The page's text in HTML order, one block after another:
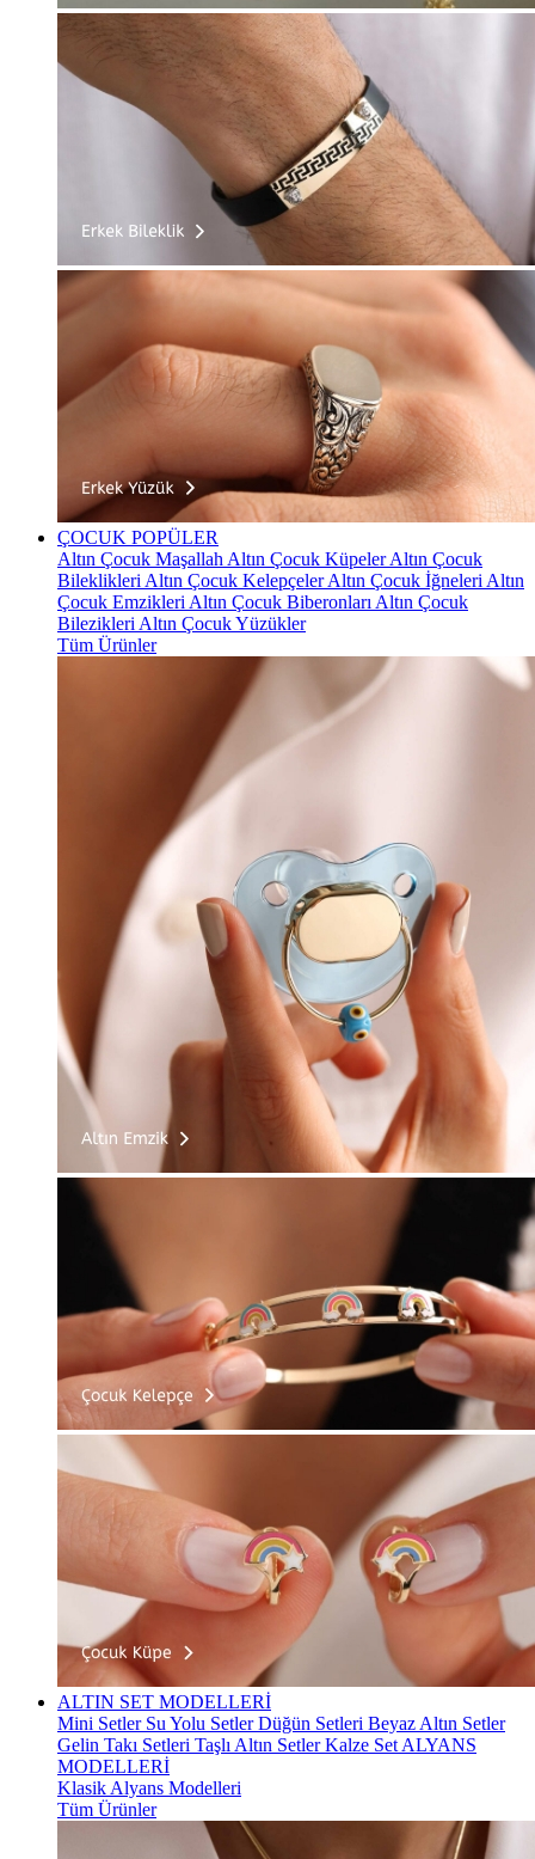
ÇOCUK POPÜLER
Altın Çocuk Maşallah Altın Çocuk KüpelerAltın Çocuk
Bileklikleri Altın Çocuk KelepçelerAltın Çocuk İğneleri Altın
Çocuk Emzikleri Altın Çocuk Biberonları Altın Çocuk
Bilezikleri Altın Çocuk Yüzükler
Tüm Ürünler
ALTIN SET MODELLERİ
Mini Setler Su Yolu SetlerDüğün Setleri Beyaz Altın Setler
Gelin Takı Setleri Taşlı Altın SetlerKalze Set ALYANS
MODELLERİ
Klasik Alyans Modelleri
Tüm Ürünler